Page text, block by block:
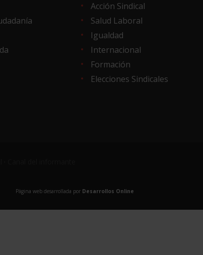
Acción Sindical
Salud Laboral
Igualdad
Internacional
Formación
Elecciones Sindicales
Página web desarrollada por Desarrollos Online